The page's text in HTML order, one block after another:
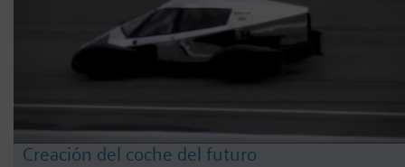
Creación del coche del futuro